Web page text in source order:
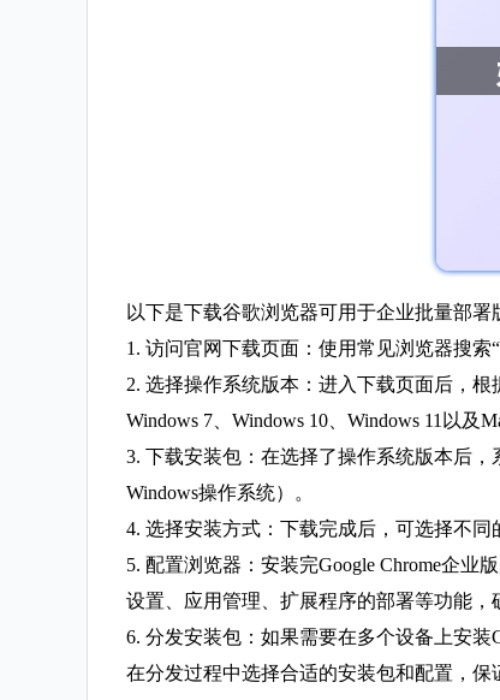
以下是下载谷歌浏览器可用于企业批量部署
1. 访问官网下载页面：使用常见浏览器搜索
2. 选择操作系统版本：进入下载页面后，
Windows 7、Windows 10、Windows 11以及
3. 下载安装包：在选择了操作系统版本后
Windows操作系统）。
4. 选择安装方式：下载完成后，可选择不
5. 配置浏览器：安装完Google Chrome企业
设置、应用管理、扩展程序的部署等功能，
6. 分发安装包：如果需要在多个设备上安装
在分发过程中选择合适的安装包和配置，保